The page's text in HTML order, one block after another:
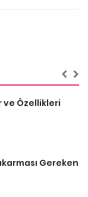
ve Özellikleri
Gereken